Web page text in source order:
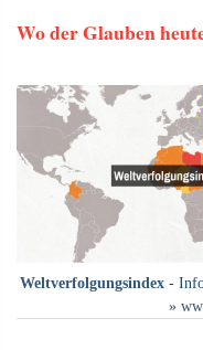
Wo der Glauben
Weltverfolgungsindex -
»